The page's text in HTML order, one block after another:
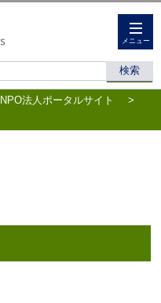
メニュー
NPO法人ポータルサイト
>